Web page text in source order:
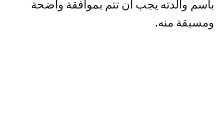
باسم والدته يجب أن تتم بموافقة واضحة
ومسبقة منه.